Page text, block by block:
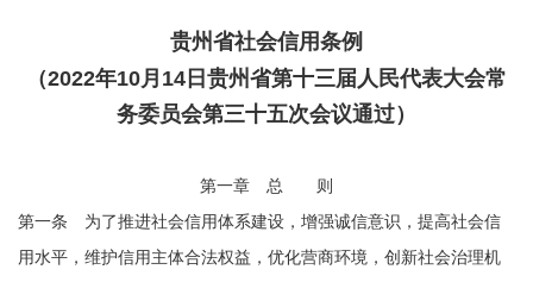
贵州省社会信用条例
（2022年10月14日贵州省第十三届人民代表大会常
务委员会第三十五次会议通过）
第一章 总 则
第一条 为了推进社会信用体系建设，增强诚信意识，提高社会信
用水平，维护信用主体合法权益，优化营商环境，创新社会治理机